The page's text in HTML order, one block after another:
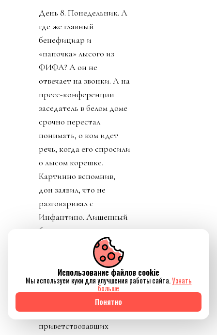
День 8. Понедельник. А
где же главный
бенефициар и
«папочка» лысого из
ФИФА? А он не
отвечает на звонки. А на
пресс-конференции
заседатель в белом доме
срочно перестал
понимать, о ком идет
речь, когда его спросили
о лысом корешке.
Картинно вспомнив,
дон заявил, что не
разговаривал с
Инфантино. Лишенный
благословения патрона,
скукожившийся до
размеров Волдеморта,
Джанни, скуля, начал
репостить копирующие
текст друг друга посты
федераций,
приветствовавших
Использование файлов cookie
Мы используем куки для улучшения работы сайта.Узнать
больше
Понятно